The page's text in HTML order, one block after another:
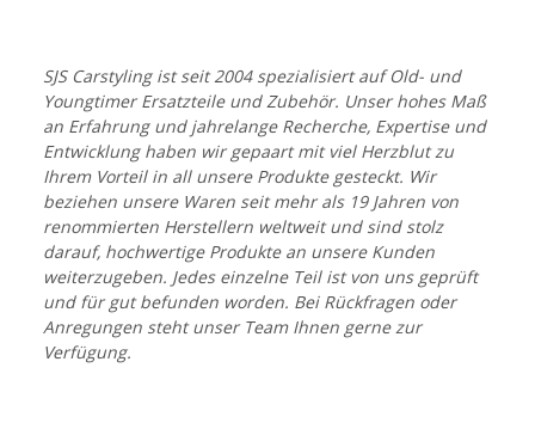
SJS Carstyling ist seit 2004 spezialisiert auf Old- und
Youngtimer Ersatzteile und Zubehör. Unser hohes Maß
an Erfahrung und jahrelange Recherche, Expertise und
Entwicklung haben wir gepaart mit viel Herzblut zu
Ihrem Vorteil in all unsere Produkte gesteckt. Wir
beziehen unsere Waren seit mehr als 19 Jahren von
renommierten Herstellern weltweit und sind stolz
darauf, hochwertige Produkte an unsere Kunden
weiterzugeben. Jedes einzelne Teil ist von uns geprüft
und für gut befunden worden. Bei Rückfragen oder
Anregungen steht unser Team Ihnen gerne zur
Verfügung.